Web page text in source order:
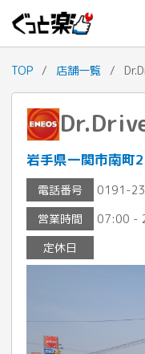
TOP / 店舗一覧 /
岩手県一関市南町
電話番号
0191-
営業時間
07:00 -
定休日